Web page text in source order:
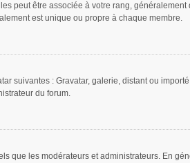
peut être associée à votre rang,
est unique ou propre à chaque membre.
suivantes : Gravatar, galerie, distant ou
du forum.
que les modérateurs et administrateurs. En